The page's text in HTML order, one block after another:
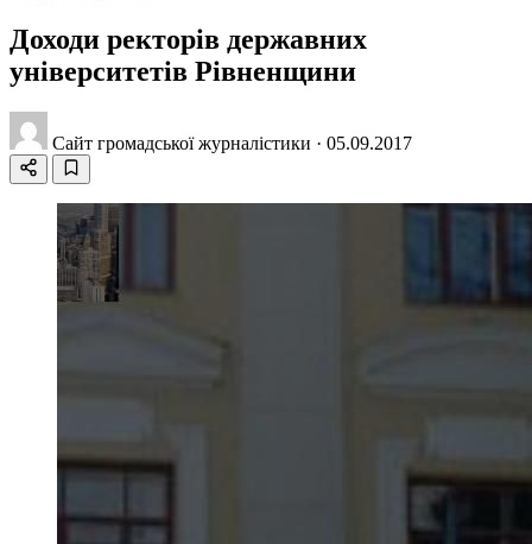
Доходи ректорів державних
університетів Рівненщини
Сайт громадської журналістики · 05.09.2017